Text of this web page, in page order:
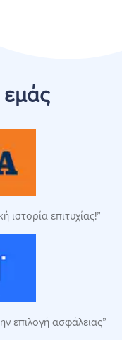
ιστορία επιτυχίας!”
επιλογή ασφάλειας”